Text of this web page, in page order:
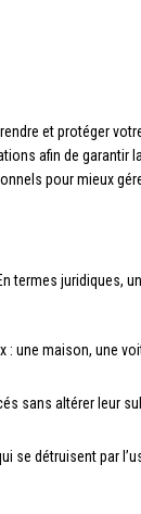
et protéger
afin de
pour mieux
termes juridiques,
une maison, une
sans altérer leur
se détruisent par